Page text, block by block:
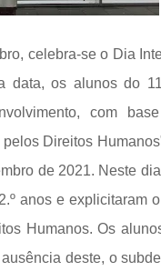
celebra-se o Dia
data, os alunos do
com
Direitos
de 2021. Neste
anos e explicitaram
Humanos. Os
deste, o